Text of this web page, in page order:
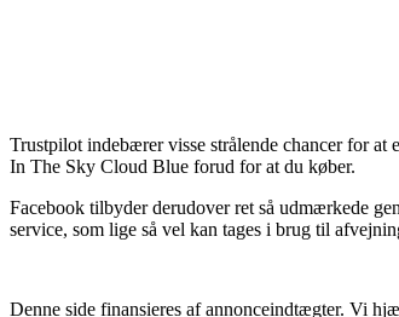
Trustpilot indebærer visse strålende chancer for
In The Sky Cloud Blue forud for at du køber.
Facebook tilbyder derudover ret så udmærkede
service, som lige så vel kan tages i brug til
Denne side finansieres af annonceindtægter. Vi